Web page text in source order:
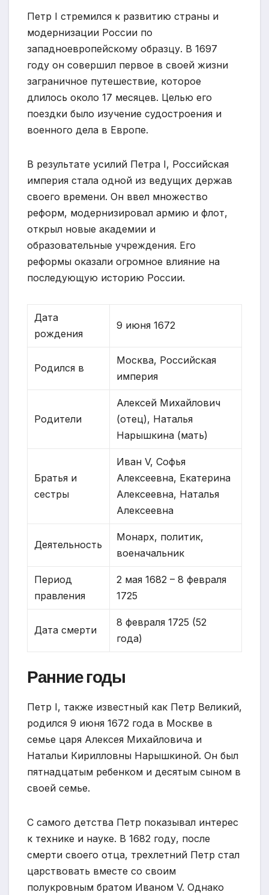
Петр I стремился к развитию страны и
модернизации России по
западноевропейскому образцу. В 1697
году он совершил первое в своей жизни
заграничное путешествие, которое
длилось около 17 месяцев. Целью его
поездки было изучение судостроения и
военного дела в Европе.
В результате усилий Петра I, Российская
империя стала одной из ведущих держав
своего времени. Он ввел множество
реформ, модернизировал армию и флот,
открыл новые академии и
образовательные учреждения. Его
реформы оказали огромное влияние на
последующую историю России.
Дата
рождения
9 июня 1672
Родился в
Москва, Российская
империя
Родители
Алексей Михайлович
(отец), Наталья
Нарышкина (мать)
Братья и
сестры
Иван V, Софья
Алексеевна, Екатерина
Алексеевна, Наталья
Алексеевна
Деятельность
Монарх, политик,
военачальник
Период
правления
2 мая 1682 – 8 февраля
1725
Дата смерти
8 февраля 1725 (52
года)
Ранние годы
Петр I, также известный как Петр Великий,
родился 9 июня 1672 года в Москве в
семье царя Алексея Михайловича и
Натальи Кирилловны Нарышкиной. Он был
пятнадцатым ребенком и десятым сыном в
своей семье.
С самого детства Петр показывал интерес
к технике и науке. В 1682 году, после
смерти своего отца, трехлетний Петр стал
царствовать вместе со своим
полукровным братом Иваном V. Однако